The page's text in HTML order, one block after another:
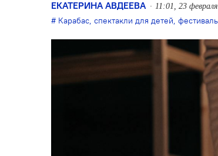
ЕКАТЕРИНА АВДЕЕВА 11:01, 23
Карабас, спектакли для детей, фестиваль